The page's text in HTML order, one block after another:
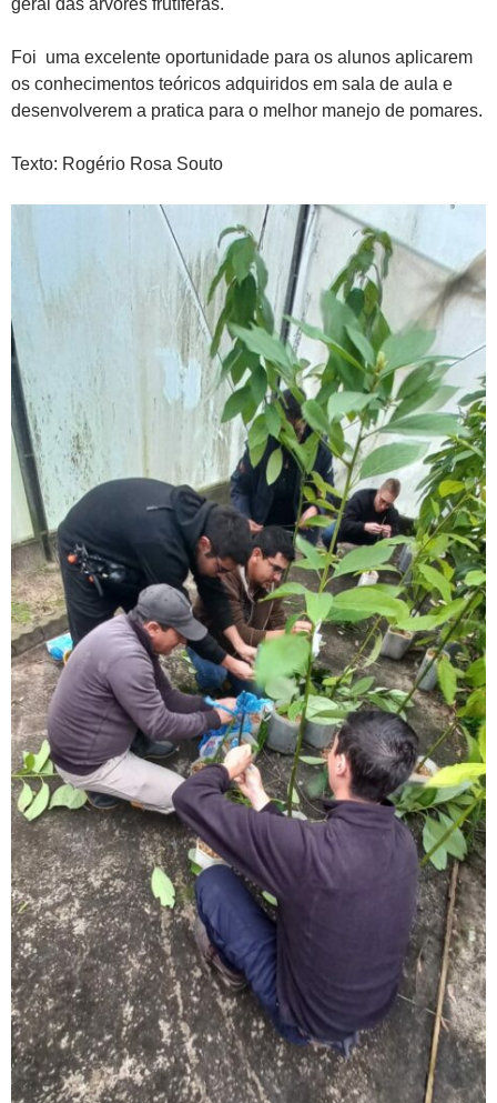
Foi uma excelente oportunidade para os alunos aplicarem
os conhecimentos teóricos adquiridos em sala de aula e
desenvolverem a pratica para o melhor manejo de pomares.
Texto: Rogério Rosa Souto